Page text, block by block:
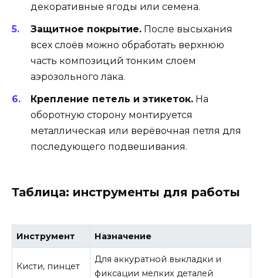
декоративные ягоды или семена.
Защитное покрытие. После высыхания
всех слоёв можно обработать верхнюю
часть композиций тонким слоем
аэрозольного лака.
Крепление петель и этикеток. На
оборотную сторону монтируется
металлическая или верёвочная петля для
последующего подвешивания.
Таблица: инструменты для работы
Инструмент Назначение
Кисти, пинцет
Для аккуратной выкладки и
фиксации мелких деталей